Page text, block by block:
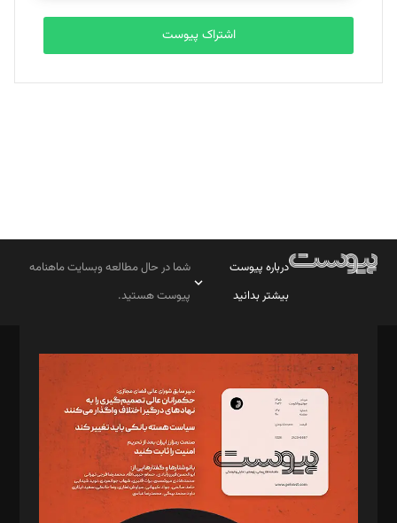
بابک نقاش
تحریریه
اشتراک پیوست
درباره پیوست
بیشتر بدانید
شما در حال مطالعه وبسایت ماهنامه
پیوست هستید.
مدیر مسئول: محمدباقر اثنی‌عشری
سردبیر: مهرک محمودی
دبیر تحریریه: میثم قاسمی
د‌بیر ناداستان: سمانه سمیع
د‌بیر خدمت و تجارت: ابوالفضل رجبی
د‌بیر حقوق فناوری: حسام‌الدین ایپکچی
د‌بیر پیوست جهان: مینا پاکدل